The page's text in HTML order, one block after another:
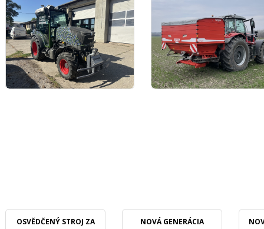
OSVĚDČENÝ STROJ ZA
NOVÁ GENERÁCIA